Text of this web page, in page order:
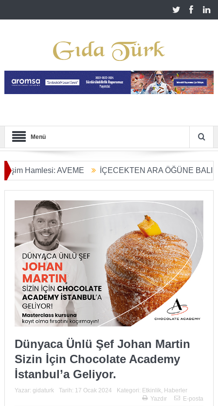
Menü
AVEME İÇECEKTEN ARA ÖĞÜNE BALIN
Dönüşümü Başladı
Dünyaca Ünlü Şef Johan Martin
Sizin İçin Chocolate Academy
İstanbul’a Geliyor.
Yazar: gidaturk Tarih: 17 Ocak 2024 Kategori: Etkinlik, Haberler
Yazdır
E-posta